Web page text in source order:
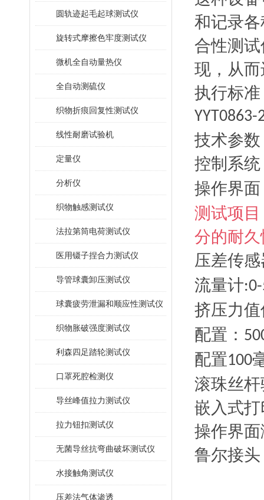
圆轨迹起毛起球测试仪
旋转式摩擦色牢度测试仪
微机全自动量热仪
全自动测硫仪
织物折痕回复性测试仪
线性耐磨试验机
定量仪
分析仪
织物触感测试仪
法拉第筒电荷测试仪
医用镊子捏合力测试仪
导管球囊卸压测试仪
球囊疲劳泄漏和顺应性测试仪
织物胀破强度测试仪
利森四足踏轮测试仪
口罩死腔检测仪
导丝峰值拉力测试仪
拉力钮扣测试仪
无菌导丝抗弯曲破坏测试仪
水接触角测试仪
压差法气体渗透
和记录
合性测
现，从
执行标准
YYT0863-
技术参数
控制系统
操作界
测试项
分的耐
压差传
流量计
挤压力
配置：
配置100
滚珠丝
嵌入式
操作界
鲁尔接头